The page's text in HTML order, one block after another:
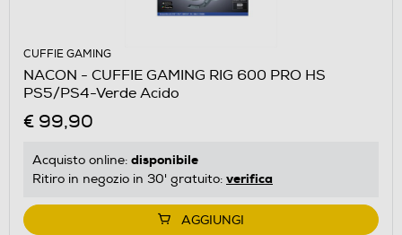
CUFFIE GAMING
NACON - CUFFIE GAMING RIG 600 PRO HS
PS5/PS4-Verde Acido
€ 99,90
Acquisto online: disponibile
Ritiro in negozio in 30' gratuito: verifica
AGGIUNGI